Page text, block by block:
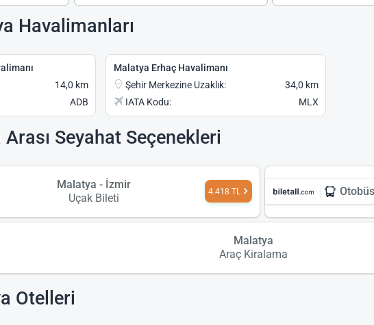
Havalimanları
14,0 km
ADB
Malatya Erhaç Havalimanı
Şehir Merkezine Uzaklık:
34,0 km
IATA Kodu:
MLX
Seyahat Seçenekleri
Malatya - İzmir
Uçak Bileti
4.418 TL Otobüs
Malatya
Araç Kiralama
Otelleri